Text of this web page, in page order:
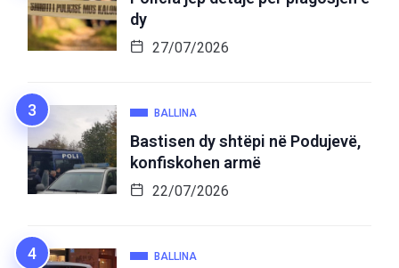
dy
27/07/2026
BALLINA
Bastisen dy shtëpi në Podujevë,
konfiskohen armë
22/07/2026
BALLINA